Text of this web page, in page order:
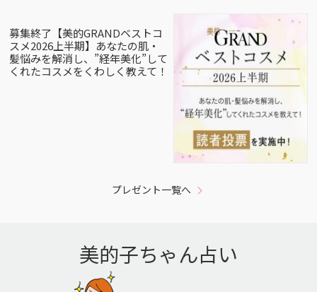
募集終了【美的GRANDベストコ
スメ2026上半期】あなたの肌・
髪悩みを解消し、”経年美化”して
くれたコスメをくわしく教えて！
プレゼント一覧へ
美的子ちゃん占い